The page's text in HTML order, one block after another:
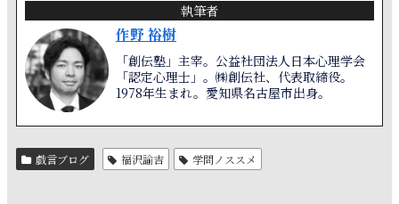
執筆者
作野 裕樹
「創伝塾」主宰。公益社団法人日本心理学会
「認定心理士」。㈱創伝社、代表取締役。
1978年生まれ。愛知県名古屋市出身。
戯言ブログ 福沢諭吉 学問ノススメ